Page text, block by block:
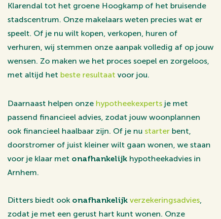
Klarendal tot het groene Hoogkamp of het bruisende
stadscentrum. Onze makelaars weten precies wat er
speelt. Of je nu wilt kopen, verkopen, huren of
verhuren, wij stemmen onze aanpak volledig af op jouw
wensen. Zo maken we het proces soepel en zorgeloos,
met altijd het beste resultaat voor jou.
Daarnaast helpen onze hypotheekexperts je met
passend financieel advies, zodat jouw woonplannen
ook financieel haalbaar zijn. Of je nu starter bent,
doorstromer of juist kleiner wilt gaan wonen, we staan
voor je klaar met onafhankelijk hypotheekadvies in
Arnhem.
Ditters biedt ook onafhankelijk verzekeringsadvies
zodat je met een gerust hart kunt wonen. Onze